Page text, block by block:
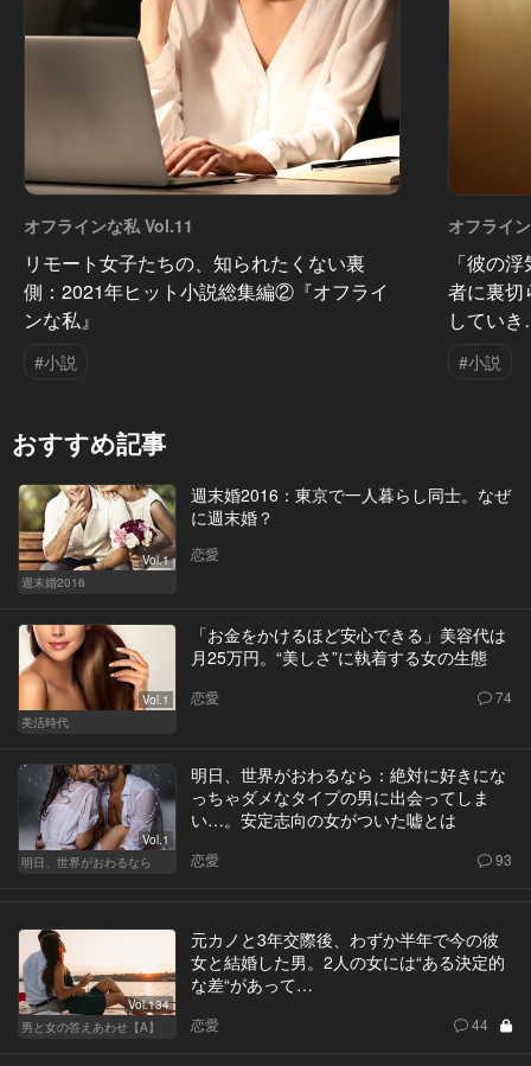
オフラインな私 Vol.11
リモート女子たちの、知られたくない裏
側：2021年ヒット小説総集編②『オフライ
ンな私』
#小説
オフライ
「彼の
者に裏切
してい
#小説
おすすめ記事
Vol.1
週末婚2016
週末婚2016：東京で一人暮らし同士。なぜ
に週末婚？
恋愛
Vol.1
美活時代
「お金をかけるほど安心できる」美容代は
月25万円。“美しさ”に執着する女の生態
恋愛 74
Vol.1
明日、世界がおわるなら
明日、世界がおわるなら：絶対に好きにな
っちゃダメなタイプの男に出会ってしま
い…。安定志向の女がついた嘘とは
恋愛 93
Vol.134
男と女の答えあわせ【A】
元カノと3年交際後、わずか半年で今の彼
女と結婚した男。2人の女には“ある決定的
な差“があって…
恋愛 44